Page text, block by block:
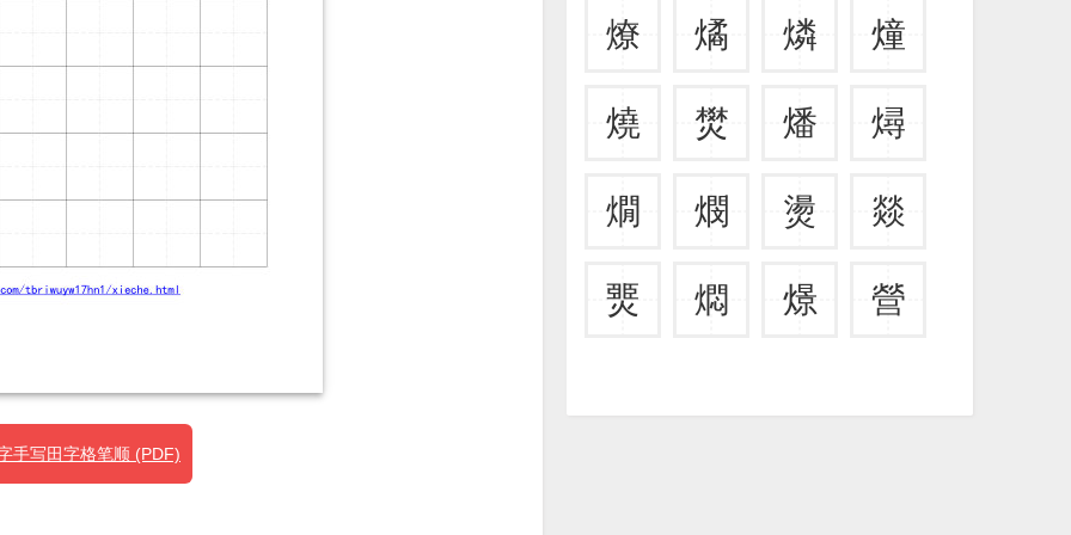
手写田字格笔顺 (PDF)
燎 燏 燐 燑
燒 燓 燔 燖
燗 燘 燙 燚
燛 燜 燝 營